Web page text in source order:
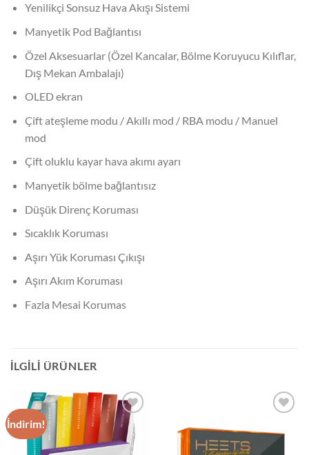
Yenilikçi Sonsuz Hava Akışı Sistemi
Manyetik Pod Bağlantısı
Özel Aksesuarlar (Özel Kancalar, Bölme Koruyucu Kılıflar,
Dış Mekan Ambalajı)
OLED ekran
Çift ateşleme modu / Akıllı mod / RBA modu / Manuel
mod
Çift oluklu kayar hava akımı ayarı
Manyetik bölme bağlantısız
Düşük Direnç Koruması
Sıcaklık Koruması
Aşırı Yük Koruması Çıkışı
Aşırı Akım Koruması
Fazla Mesai Korumas
İLGILI ÜRÜNLER
İndirim!
Add to
wishlist
wishlist